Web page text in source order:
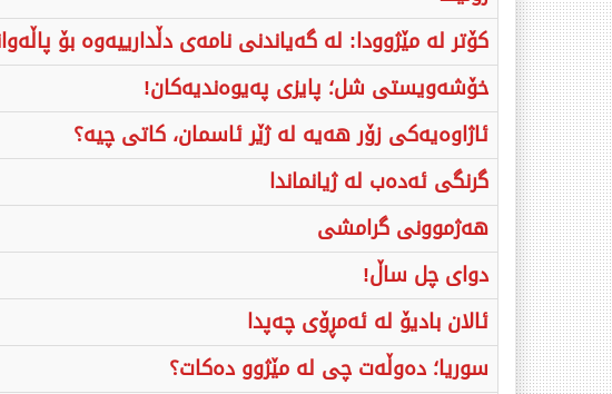
کۆتر لە مێژوودا: لە گەیاندنی نامەی دڵدارییەوە بۆ
خۆشەویستی شل؛ پایزی پەیوەندیەکان!
ئاژاوەیەکی زۆر هەیە لە ژێر ئاسمان، کاتی چیە؟
گرنگی ئەدەب لە ژیانماندا
هەژموونی گرامشی
دوای چل ساڵ!
ئالان بادیۆ لە ئەمڕۆی چەپدا
سوریا؛ دەوڵەت چی لە مێژوو دەکات؟